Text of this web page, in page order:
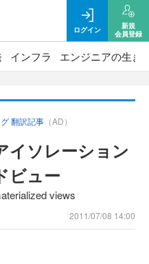
ログイン
新規
会員登録
インフラ エンジニアの生き
翻訳記事 （AD）
イソレーション
ビュー
views
2011/07/08 14:00